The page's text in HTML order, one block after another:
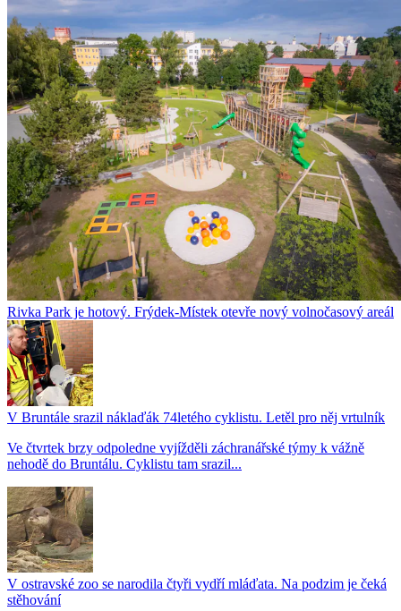
Rivka Park je hotový. Frýdek-Místek otevře nový volnočasový areál
V Bruntále srazil náklaďák 74letého cyklistu. Letěl pro něj vrtulník
Ve čtvrtek brzy odpoledne vyjížděli záchranářské týmy k vážně
nehodě do Bruntálu. Cyklistu tam srazil...
V ostravské zoo se narodila čtyři vydří mláďata. Na podzim je čeká
stěhování